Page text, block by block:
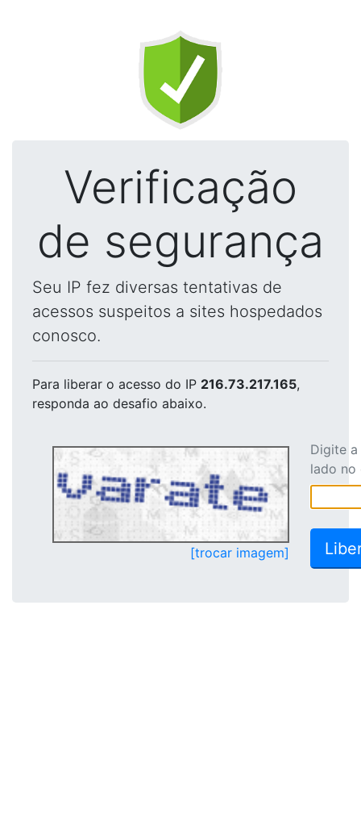
Verificação
de segurança
Seu IP fez diversas tentativas de
acessos suspeitos a sites hospedados
conosco.
Para liberar o acesso do IP 216.73.217.165,
responda ao desafio abaixo.
[trocar imagem]
Digite
lado no